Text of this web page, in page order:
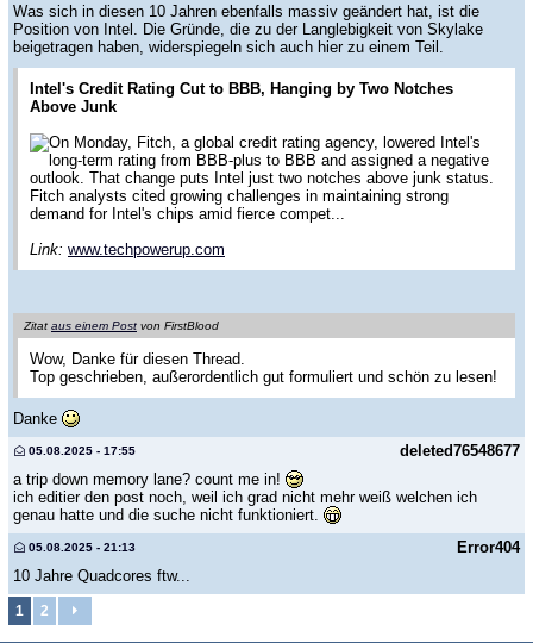
Was sich in diesen 10 Jahren ebenfalls massiv geändert hat, ist die
Position von Intel. Die Gründe, die zu der Langlebigkeit von Skylake
beigetragen haben, widerspiegeln sich auch hier zu einem Teil.
Intel's Credit Rating Cut to BBB, Hanging by Two Notches
Above Junk
On Monday, Fitch, a global credit rating agency, lowered Intel's
long-term rating from BBB-plus to BBB and assigned a negative
outlook. That change puts Intel just two notches above junk status.
Fitch analysts cited growing challenges in maintaining strong
demand for Intel's chips amid fierce compet...
Link: www.techpowerup.com
Zitat aus einem Post von FirstBlood
Wow, Danke für diesen Thread.
Top geschrieben, außerordentlich gut formuliert und schön zu lesen!
Danke
deleted76548677
05.08.2025 - 17:55
a trip down memory lane? count me in!
ich editier den post noch, weil ich grad nicht mehr weiß welchen ich
genau hatte und die suche nicht funktioniert.
Error404
05.08.2025 - 21:13
10 Jahre Quadcores ftw...
1 2